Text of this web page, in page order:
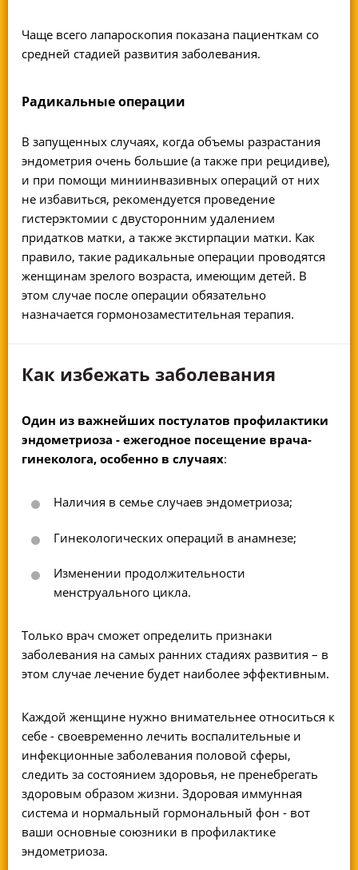
Чаще всего лапароскопия показана пациенткам со
средней стадией развития заболевания.
Радикальные операции
В запущенных случаях, когда объемы разрастания
эндометрия очень большие (а также при рецидиве),
и при помощи миниинвазивных операций от них
не избавиться, рекомендуется проведение
гистерэктомии с двусторонним удалением
придатков матки, а также экстирпации матки. Как
правило, такие радикальные операции проводятся
женщинам зрелого возраста, имеющим детей. В
этом случае после операции обязательно
назначается гормонозаместительная терапия.
Как избежать заболевания
Один из важнейших постулатов профилактики
эндометриоза - ежегодное посещение врача-
гинеколога, особенно в случаях:
Наличия в семье случаев эндометриоза;
Гинекологических операций в анамнезе;
Изменении продолжительности
менструального цикла.
Только врач сможет определить признаки
заболевания на самых ранних стадиях развития – в
этом случае лечение будет наиболее эффективным.
Каждой женщине нужно внимательнее относиться к
себе - своевременно лечить воспалительные и
инфекционные заболевания половой сферы,
следить за состоянием здоровья, не пренебрегать
здоровым образом жизни. Здоровая иммунная
система и нормальный гормональный фон - вот
ваши основные союзники в профилактике
эндометриоза.